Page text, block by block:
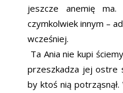
jeszcze anemię
czymkolwiek innym –
wcześniej.
Ta Ania nie kupi
przeszkadza jej ostre
by ktoś nią